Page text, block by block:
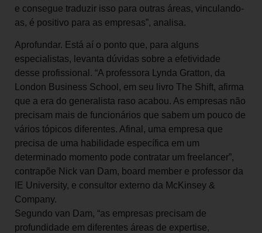
e consegue traduzir isso para outras áreas, vinculando-
as, é positivo para as empresas”, analisa.
Aprofundar. Está aí o ponto que, para alguns
especialistas, levanta dúvidas sobre a efetividade
desse profissional. “A professora Lynda Gratton, da
London Business School, em seu livro The Shift, afirma
que a era do generalista raso acabou. As empresas não
precisam mais de funcionários que sabem um pouco de
vários tópicos diferentes. Afinal, uma empresa que
precisa de uma habilidade específica em um
determinado momento pode contratar um freelancer”,
contrapõe Nick van Dam, board member e professor da
IE University, e consultor externo da McKinsey &
Company.
Segundo van Dam, “as empresas precisam de
profundidade em diferentes áreas de expertise,